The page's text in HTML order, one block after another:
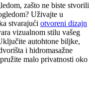
zašto ne biste stvorili
Uživajte u
stvarajući otvoreni dizajn
vizualnom stilu vašeg
autohtone biljke,
i hidromasažne
malo privatnosti oko